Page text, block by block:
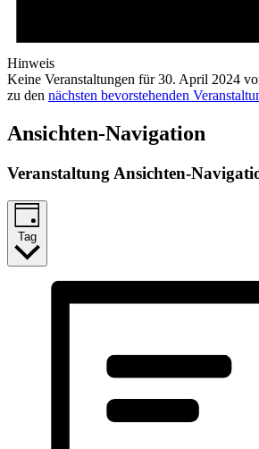
Hinweis
Keine Veranstaltungen für 30. April 2024
zu den nächsten bevorstehenden
Ansichten-Navigation
Veranstaltung Ansichten-
Tag